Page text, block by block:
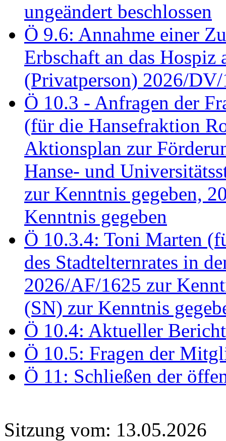
ungeändert beschlossen
Ö 9.6: Annahme einer
Erbschaft an das
(Privatperson) 2026/DV/
Ö 10.3 - Anfragen der
(für die Hansefraktion
Aktionsplan zur
Hanse- und
zur Kenntnis gegeben,
Kenntnis gegeben
Ö 10.3.4: Toni Marten
des Stadtelternrates in
2026/AF/1625 zur
(SN) zur Kenntnis
Ö 10.4: Aktueller
Ö 10.5: Fragen der
Ö 11: Schließen der
Sitzung vom: 13.05.2026